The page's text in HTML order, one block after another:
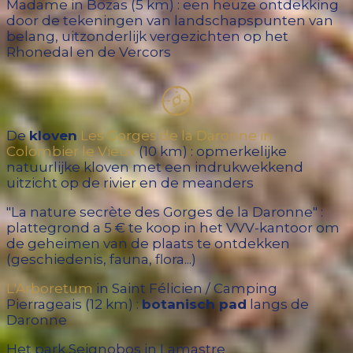
Madame in Bozas (5 km) : een heuze ontdekking
door de tekeningen van landschapspunten van
belang, uitzonderlijk vergezichten op het
Rhonedal en de Vercors
Dekloven Les Gorges de la Daronne in
Colombier le Vieux(10 km) : opmerkelijke
natuurlijke kloven met een indrukwekkend
uitzicht op de rivier en de meanders
"La nature secrète des Gorges de la Daronne" :
plattegrond a 5 € te koop in het VVV-kantoor om
de geheimen van de plaats te ontdekken
(geschiedenis, fauna, flora...)
L'Arboretum in Saint Félicien / Camping
Pierrageais (12 km) :botanisch pad langs de
Daronne
Het park Seignobos in Lamastre